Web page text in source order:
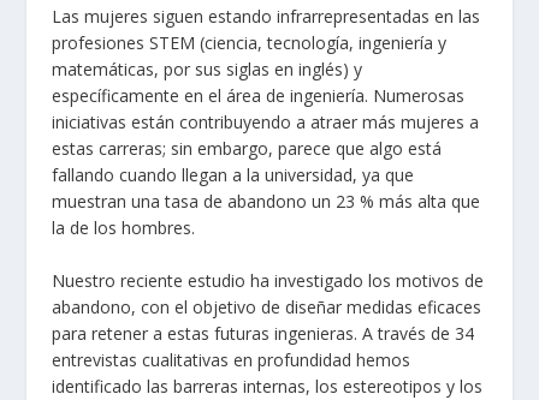
Las mujeres siguen estando infrarrepresentadas en las
profesiones STEM (ciencia, tecnología, ingeniería y
matemáticas, por sus siglas en inglés) y
específicamente en el área de ingeniería. Numerosas
iniciativas están contribuyendo a atraer más mujeres a
estas carreras; sin embargo, parece que algo está
fallando cuando llegan a la universidad, ya que
muestran una tasa de abandono un 23 % más alta que
la de los hombres.
Nuestro reciente estudio ha investigado los motivos de
abandono, con el objetivo de diseñar medidas eficaces
para retener a estas futuras ingenieras. A través de 34
entrevistas cualitativas en profundidad hemos
identificado las barreras internas, los estereotipos y los